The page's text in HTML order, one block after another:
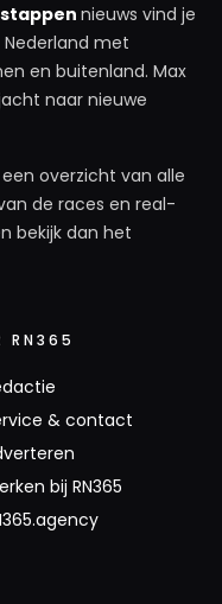
nieuws vind je
Nederland met
en buitenland. Max
naar nieuwe
overzicht van alle
de races en real-
bekijk dan het
RN365
& contact
bij RN365